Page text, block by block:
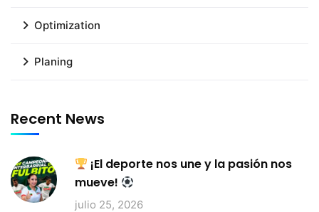
Optimization
Planing
Recent News
¡El deporte nos une y la pasión nos
mueve!
julio 25, 2026